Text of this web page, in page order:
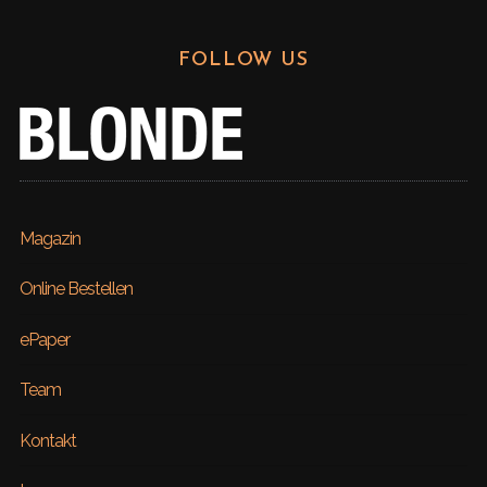
FOLLOW US
Magazin
Online Bestellen
ePaper
Team
Kontakt